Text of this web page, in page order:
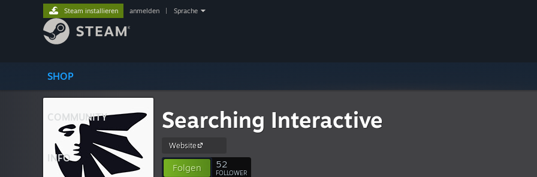
SHOP
COMMUNITY
INFO
Steam installieren anmelden Sprache
Searching Interactive
Website
Folgen 52
FOLLOWER